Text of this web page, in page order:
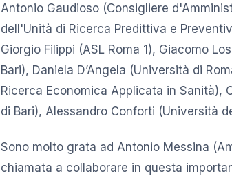
Antonio Gaudioso (Consigliere
dell'Unità di Ricerca Predittiva e
Giorgio Filippi (ASL Roma 1), Giacomo
Bari), Daniela D’Angela (Università di
Ricerca Economica Applicata in Sanità),
di Bari), Alessandro Conforti (Università
Sono molto grata ad Antonio Messina
chiamata a collaborare in questa